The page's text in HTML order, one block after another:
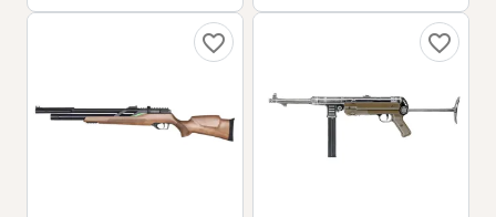
favorite_border favorite_border